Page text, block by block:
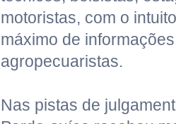
motoristas, com o
máximo de
agropecuaristas.
Nas pistas de